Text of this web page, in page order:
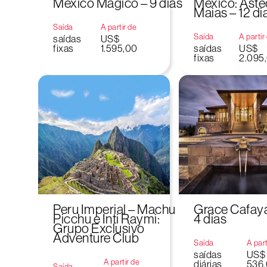
México Mágico – 9 dias
Saída
saídas
fixas
A partir de
US$
1.595,00
México:
Maias – 12
Saída
saídas
fixas
A partir
US$
Peru Imperial – Machu
Picchu e Inti Raymi:
Grupo Exclusivo
Adventure Club
A partir de
Grace
4 dias
Saída
saídas
diárias
A
US$